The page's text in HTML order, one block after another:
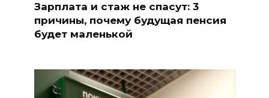
Зарплата и стаж не спасут: 3
причины, почему будущая пенсия
будет маленькой